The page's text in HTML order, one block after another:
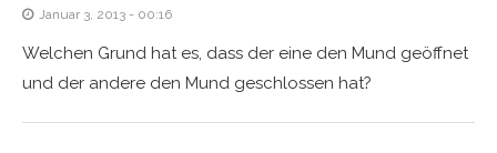
Januar 3, 2013 - 00:16
Welchen Grund hat es, dass der eine den Mund geöffnet
und der andere den Mund geschlossen hat?